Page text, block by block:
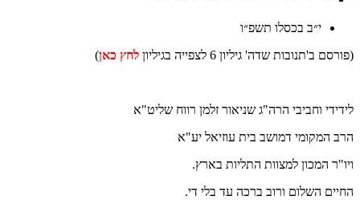
י״ב בכסלו תשפ״ו
(פורסם ב'תנובות שדה' גיליון 6 לצפייה בגיליון
לחץ כאן)
לידידי וחביבי הרה"ג שניאור זלמן רווח שליט"א
הרב המקומי דמושב בית עוזיאל יע"א
ויו"ר המכון למצוות התליות בארץ.
החיים השלום ורוב ברכה עד בלי די.